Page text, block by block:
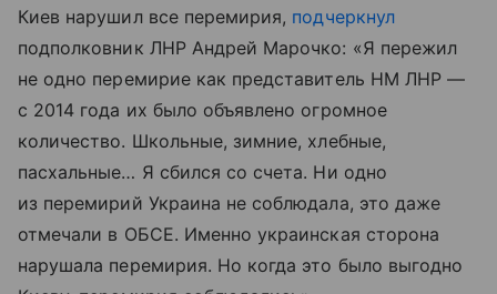
Киев нарушил все перемирия, подчеркнул
подполковник ЛНР Андрей Марочко: «Я пережил
не одно перемирие как представитель НМ ЛНР —
с 2014 года их было объявлено огромное
количество. Школьные, зимние, хлебные,
пасхальные… Я сбился со счета. Ни одно
из перемирий Украина не соблюдала, это даже
отмечали в ОБСЕ. Именно украинская сторона
нарушала перемирия. Но когда это было выгодно